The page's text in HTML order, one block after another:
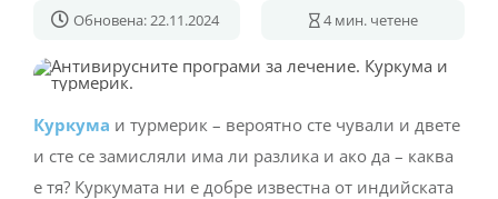
Обновена: 22.11.2024 4 мин. четене
Куркума и турмерик – вероятно сте чували и двете
и сте се замисляли има ли разлика и ако да – каква
е тя? Куркумата ни е добре известна от индийската